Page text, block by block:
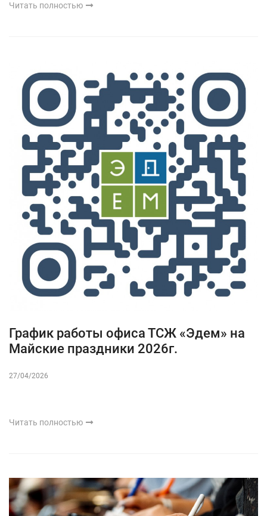
Читать полностью
График работы офиса ТСЖ «Эдем» на
Майские праздники 2026г.
27/04/2026
Читать полностью